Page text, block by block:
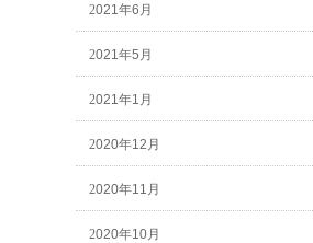
2021年6月
2021年5月
2021年1月
2020年12月
2020年11月
2020年10月